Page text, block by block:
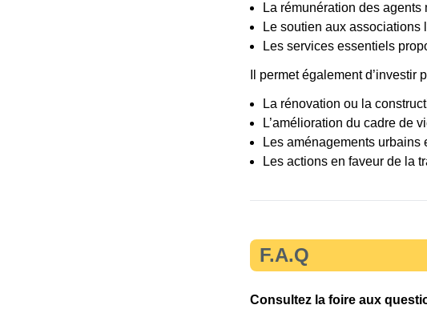
La rémunération des agents
Le soutien aux associations
Les services essentiels
Il permet également d’investir
La rénovation ou la
L’amélioration du cadre de
Les aménagements urbains
Les actions en faveur de la
F.A.Q
Consultez la foire aux